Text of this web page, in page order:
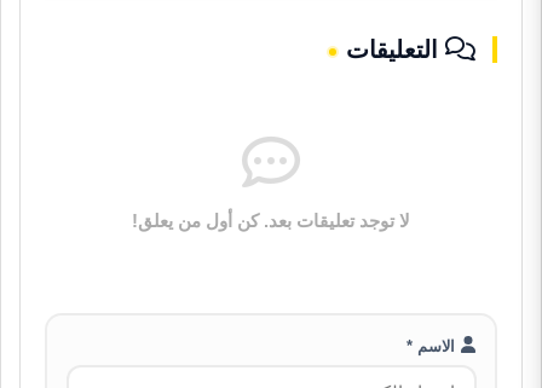
التعليقات
لا توجد تعليقات بعد. كن أول من يعلق!
الاسم *